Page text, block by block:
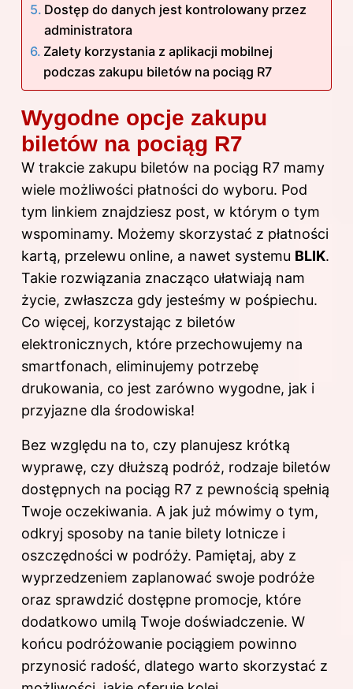
Dostęp do danych jest kontrolowany przez
administratora
Zalety korzystania z aplikacji mobilnej
podczas zakupu biletów na pociąg R7
Wygodne opcje zakupu
biletów na pociąg R7
W trakcie zakupu biletów na pociąg R7 mamy
wiele możliwości płatności do wyboru. Pod
tym linkiem znajdziesz post, w którym o tym
wspominamy. Możemy skorzystać z płatności
kartą, przelewu online, a nawet systemu BLIK.
Takie rozwiązania znacząco ułatwiają nam
życie, zwłaszcza gdy jesteśmy w pośpiechu.
Co więcej, korzystając z biletów
elektronicznych, które przechowujemy na
smartfonach, eliminujemy potrzebę
drukowania, co jest zarówno wygodne, jak i
przyjazne dla środowiska!
Bez względu na to, czy planujesz krótką
wyprawę, czy dłuższą podróż, rodzaje biletów
dostępnych na pociąg R7 z pewnością spełnią
Twoje oczekiwania. A jak już mówimy o tym,
odkryj sposoby na tanie bilety lotnicze i
oszczędności w podróży. Pamiętaj, aby z
wyprzedzeniem zaplanować swoje podróże
oraz sprawdzić dostępne promocje, które
dodatkowo umilą Twoje doświadczenie. W
końcu podróżowanie pociągiem powinno
przynosić radość, dlatego warto skorzystać z